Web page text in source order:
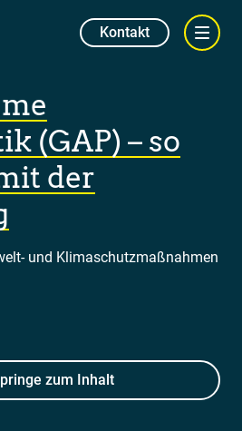
Kontakt
(GAP) – so
der
und Klimaschutzmaßnahmen
zum Inhalt